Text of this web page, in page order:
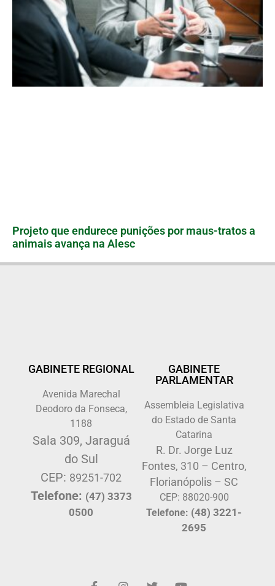
Projeto que endurece punições por maus-tratos a
animais avança na Alesc
GABINETE REGIONAL
Avenida Marechal
Deodoro da Fonseca,
1188
Sala 309, Jaraguá
do Sul
CEP: 89251-702
Telefone: (47) 3373
0500
GABINETE
PARLAMENTAR
Assembleia Legislativa
do Estado de Santa
Catarina
R. Dr. Jorge Luz
Fontes, 310 – Centro,
Florianópolis – SC
CEP: 88020-900
Telefone: (48) 3221-
2695